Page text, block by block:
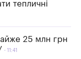
тепличні
25 млн грн
11:41